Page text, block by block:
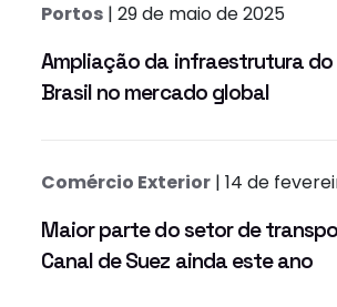
Portos | 29 de maio de 2025
Ampliação da infraestrutura
Brasil no mercado global
Comércio Exterior | 14 de
Maior parte do setor de
Canal de Suez ainda este ano